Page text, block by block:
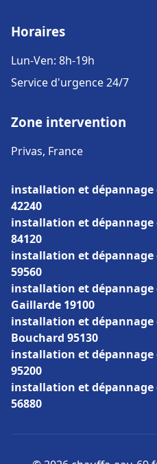
Horaires
Lun-Ven: 8h-19h
Service d'urgence 24/7
Zone intervention
Privas, France
installation et dépannage
42240
installation et dépannage
84120
installation et dépannage
59560
installation et dépannage
Gaillarde 19100
installation et dépannage
Bouchard 95130
installation et dépannage
95200
installation et dépannage
56880